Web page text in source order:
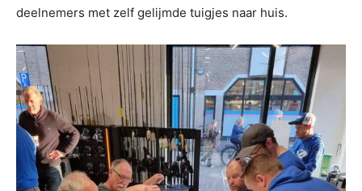
deelnemers met zelf gelijmde tuigjes naar huis.